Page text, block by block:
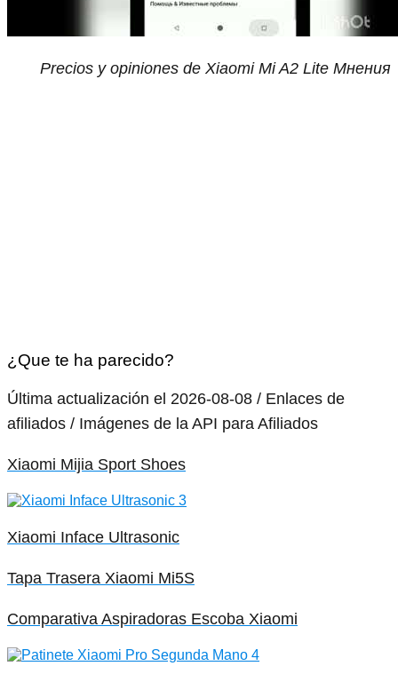
Precios y opiniones de Xiaomi Mi A2 Lite Мнения
¿Que te ha parecido?
Última actualización el 2026-08-08 / Enlaces de
afiliados / Imágenes de la API para Afiliados
Xiaomi Mijia Sport Shoes
Xiaomi Inface Ultrasonic
Tapa Trasera Xiaomi Mi5S
Comparativa Aspiradoras Escoba Xiaomi